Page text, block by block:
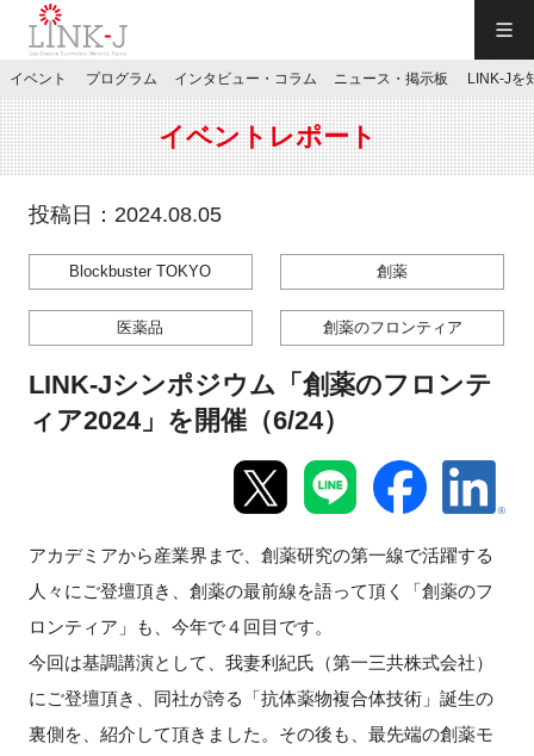
JP／EN
特別会員専用メニュー
お問い合わせ
イベント
プログラム
イベント プログラム インタビュー・コラム ニュース・掲示板 LINK-Jを
イベントレポート
投稿日：2024.08.05
Blockbuster TOKYO 創薬
医薬品 創薬のフロンティア
LINK-Jシンポジウム「創薬のフロンテ
ィア2024」を開催（6/24）
アカデミアから産業界まで、創薬研究の第一線で活躍する
人々にご登壇頂き、創薬の最前線を語って頂く「創薬のフ
ロンティア」も、今年で４回目です。
今回は基調講演として、我妻利紀氏（第一三共株式会社）
にご登壇頂き、同社が誇る「抗体薬物複合体技術」誕生の
裏側を、紹介して頂きました。その後も、最先端の創薬モ